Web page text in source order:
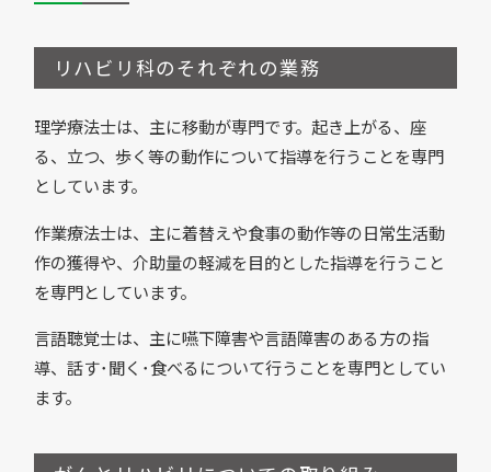
リハビリ科のそれぞれの業務
理学療法士は、主に移動が専門です。起き上がる、座
る、立つ、歩く等の動作について指導を行うことを専門
としています。
作業療法士は、主に着替えや食事の動作等の日常生活動
作の獲得や、介助量の軽減を目的とした指導を行うこと
を専門としています。
言語聴覚士は、主に嚥下障害や言語障害のある方の指
導、話す･聞く･食べるについて行うことを専門としてい
ます。